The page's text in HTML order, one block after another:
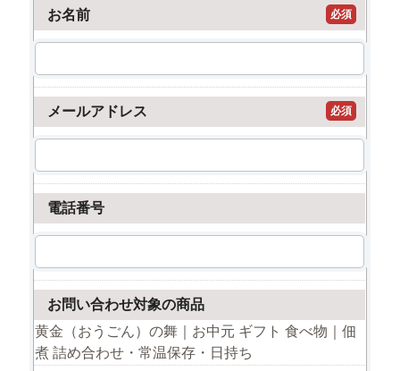
お名前 必須
メールアドレス 必須
電話番号
お問い合わせ対象の商品
黄金（おうごん）の舞｜お中元 ギフト 食べ物｜佃
煮 詰め合わせ・常温保存・日持ち